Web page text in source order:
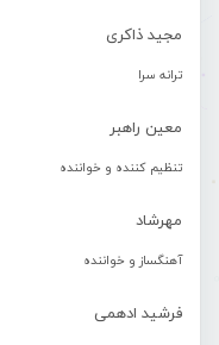
مجید ذاکری
ترانه سرا
معین راهبر
تنظیم کننده و خواننده
مهرشاد
آهنگساز و خواننده
فرشید ادهمی